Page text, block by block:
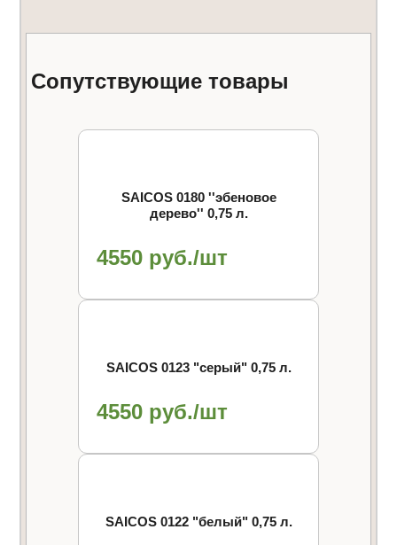
Сопутствующие товары
SAICOS 0180 ''эбеновое
дерево'' 0,75 л.
4550 руб./шт
SAICOS 0123 "cерый" 0,75 л.
4550 руб./шт
SAICOS 0122 "белый" 0,75 л.